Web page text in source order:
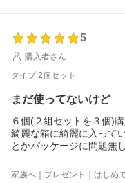
5
購入者さん
タイプ:2個セット
まだ使ってないけど
６個(２組セットを３個)
綺麗な箱に綺麗に入って
とかパッケージに問題無
使うのと娘にあげるのも
家族へ｜プレゼント｜はじめ